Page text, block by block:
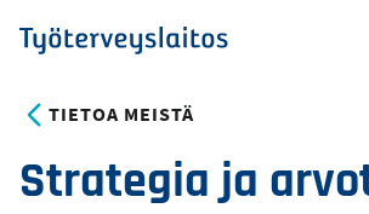
Hyppää
pääsisältöön
Työterveyslaitos
TIETOA MEISTÄ
Strategia ja